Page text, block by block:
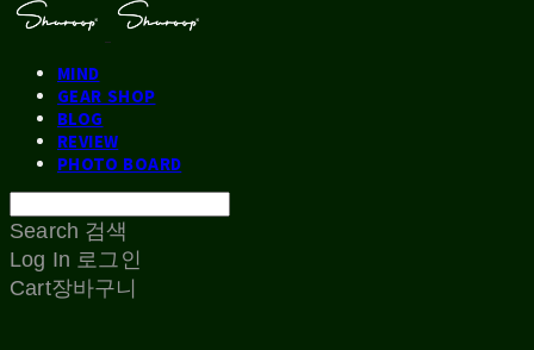
MIND
GEAR SHOP
BLOG
REVIEW
PHOTO BOARD
Search 검색
Log In 로그인
Cart장바구니